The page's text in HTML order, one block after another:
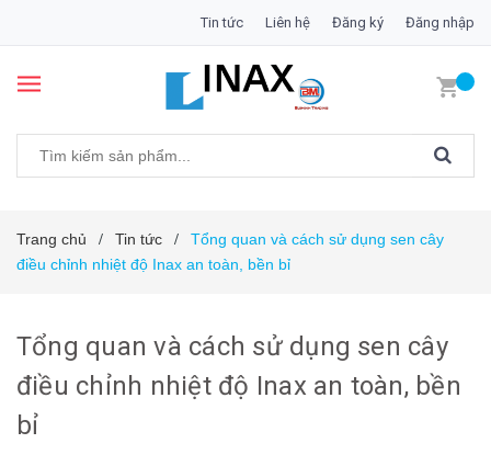
Tin tức Liên hệ Đăng ký Đăng nhập
Trang chủ / Tin tức /
Tổng quan và cách sử dụng sen cây
điều chỉnh nhiệt độ Inax an toàn, bền bỉ
Tổng quan và cách sử dụng sen cây
điều chỉnh nhiệt độ Inax an toàn, bền
bỉ